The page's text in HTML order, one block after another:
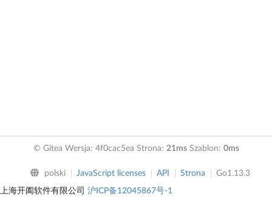
© Gitea Wersja: 4f0cac5ea Strona: 21msSzablon: 0ms
polski JavaScript licenses API Strona Go1.13.3
上海开阖软件有限公司 沪ICP备12045867号-1